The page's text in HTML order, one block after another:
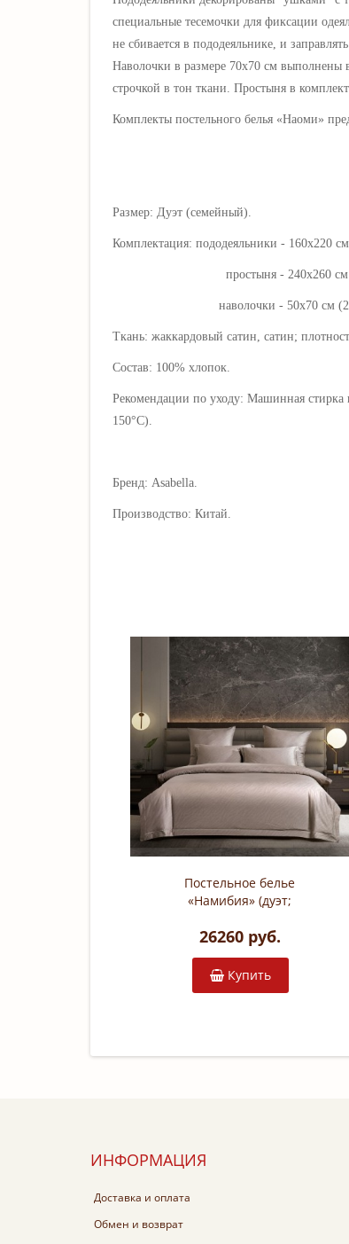
специальные тесемочки для фиксации
не сбивается в пододеяльнике, и
Наволочки в размере 70х70 см выполнены
строчкой в тон ткани. Простыня в
Комплекты постельного белья «Наоми»
Размер: Дуэт (семейный).
Комплектация: пододеяльники - 160х220
простыня - 240х260 см (1 шт.),
наволочки - 50х70 см (2 шт.)
Ткань: жаккардовый сатин, сатин;
Состав: 100% хлопок.
Рекомендации по уходу: Машинная стирка
150°C).
Бренд: Asabella.
Производство: Китай.
Постельное белье
«Намибия» (дуэт;
египетский хлопок; арт.
26260 руб.
Купить
ИНФОРМАЦИЯ
Доставка и оплата
Обмен и возврат